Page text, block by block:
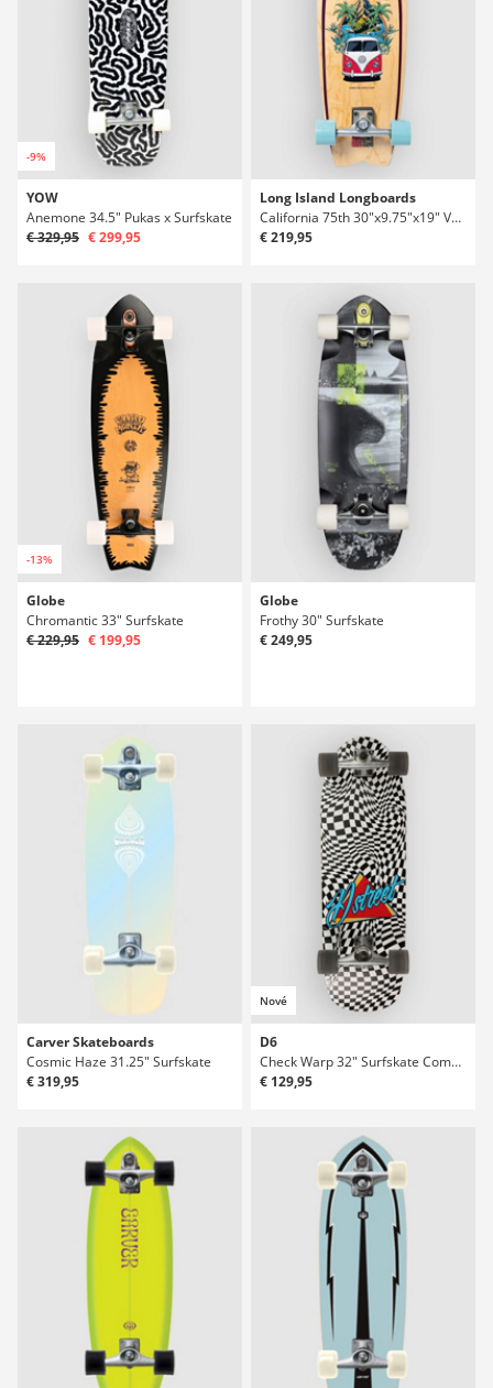
-9%
YOW
Anemone 34.5" Pukas x Surfskate
€ 329,95 € 299,95
Long Island Longboards
California 75th 30"x9.75"x19" Volkswagen Surfskate
€ 219,95
-13%
Globe
Chromantic 33" Surfskate
€ 229,95 € 199,95
Globe
Frothy 30" Surfskate
€ 249,95
Carver Skateboards
Cosmic Haze 31.25" Surfskate
€ 319,95
Nové
D6
Check Warp 32" Surfskate Complete
€ 129,95